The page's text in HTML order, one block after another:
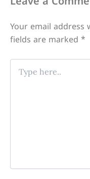
Your email address
fields are marked *
Type
here..